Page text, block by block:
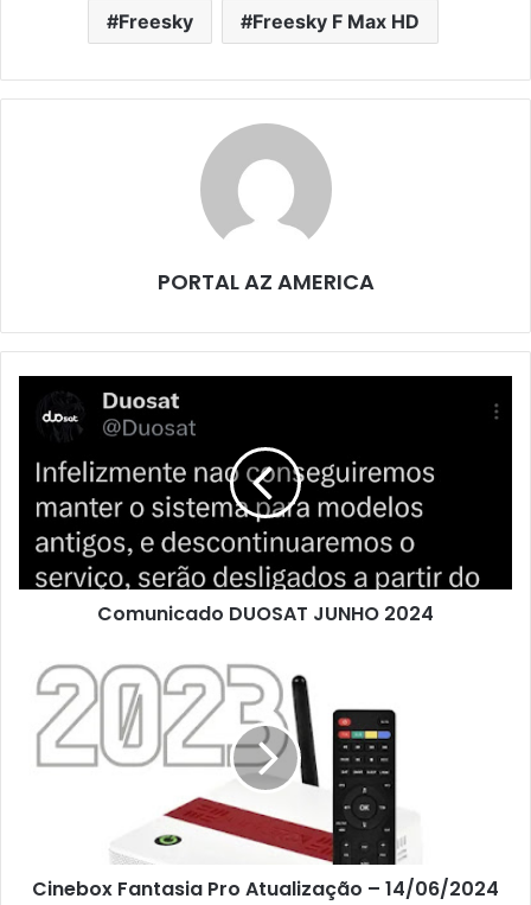
Freesky Freesky F Max HD
PORTAL AZ AMERICA
Comunicado DUOSAT JUNHO 2024
Cinebox Fantasia Pro Atualização – 14/06/2024